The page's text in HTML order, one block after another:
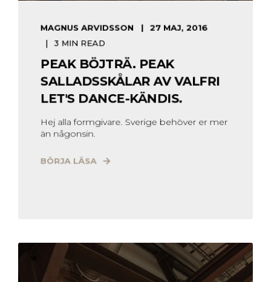
MAGNUS ARVIDSSON
27 MAJ, 2016
3 MIN READ
PEAK BÖJTRÄ. PEAK
SALLADSSKÅLAR AV VALFRI
LET'S DANCE-KÄNDIS.
Hej alla formgivare. Sverige behöver er mer
än någonsin.
BÖRJA LÄSA